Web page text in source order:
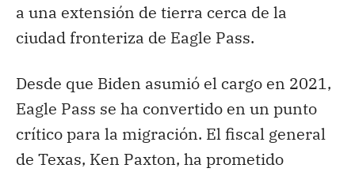
a una extensión de tierra cerca de la
ciudad fronteriza de Eagle Pass.
Desde que Biden asumió el cargo en 2021,
Eagle Pass se ha convertido en un punto
crítico para la migración. El fiscal general
de Texas, Ken Paxton, ha prometido